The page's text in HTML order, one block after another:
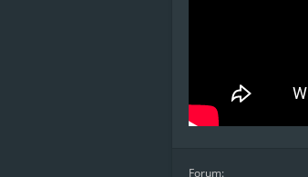
Forum: